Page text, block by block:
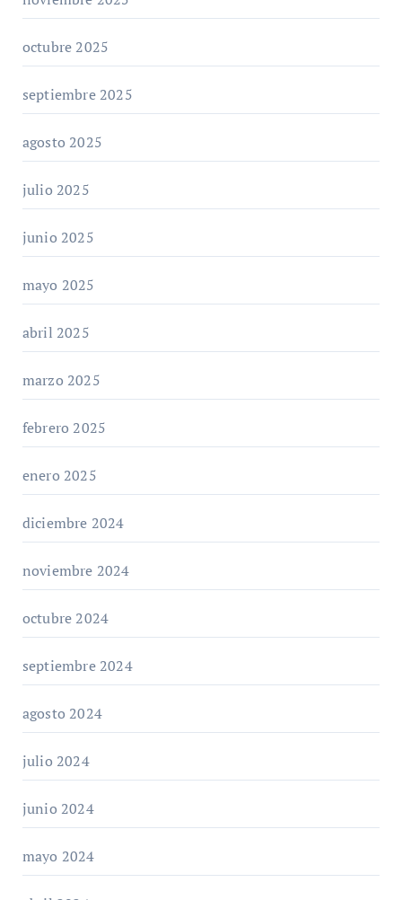
octubre 2025
septiembre 2025
agosto 2025
julio 2025
junio 2025
mayo 2025
abril 2025
marzo 2025
febrero 2025
enero 2025
diciembre 2024
noviembre 2024
octubre 2024
septiembre 2024
agosto 2024
julio 2024
junio 2024
mayo 2024